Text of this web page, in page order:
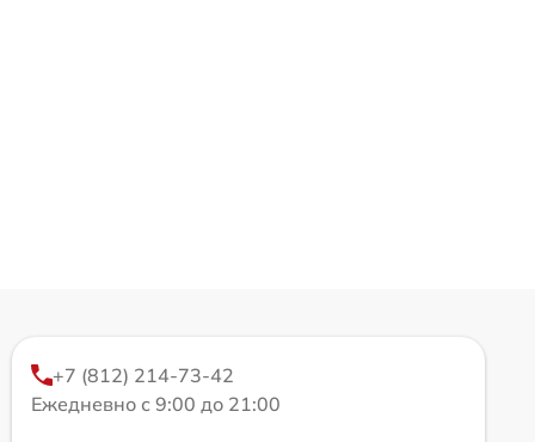
+7 (812) 214-73-42
Ежедневно с 9:00 до 21:00